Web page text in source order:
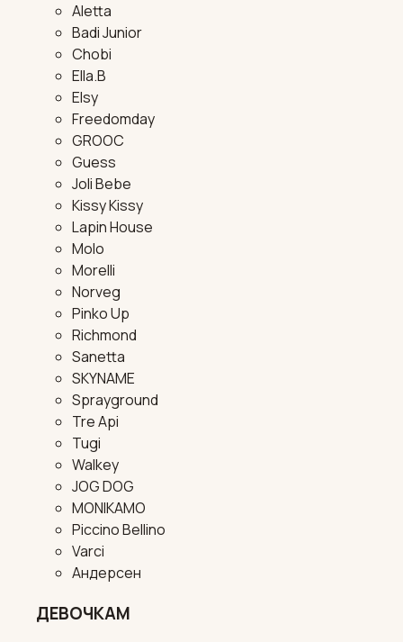
Aletta
Badi Junior
Chobi
Ella.B
Elsy
Freedomday
GROOC
Guess
Joli Bebe
Kissy Kissy
Lapin House
Molo
Morelli
Norveg
Pinko Up
Richmond
Sanetta
SKYNAME
Sprayground
Tre Api
Tugi
Walkey
JOG DOG
MONIKAMO
Piccino Bellino
Varci
Андерсен
ДЕВОЧКАМ